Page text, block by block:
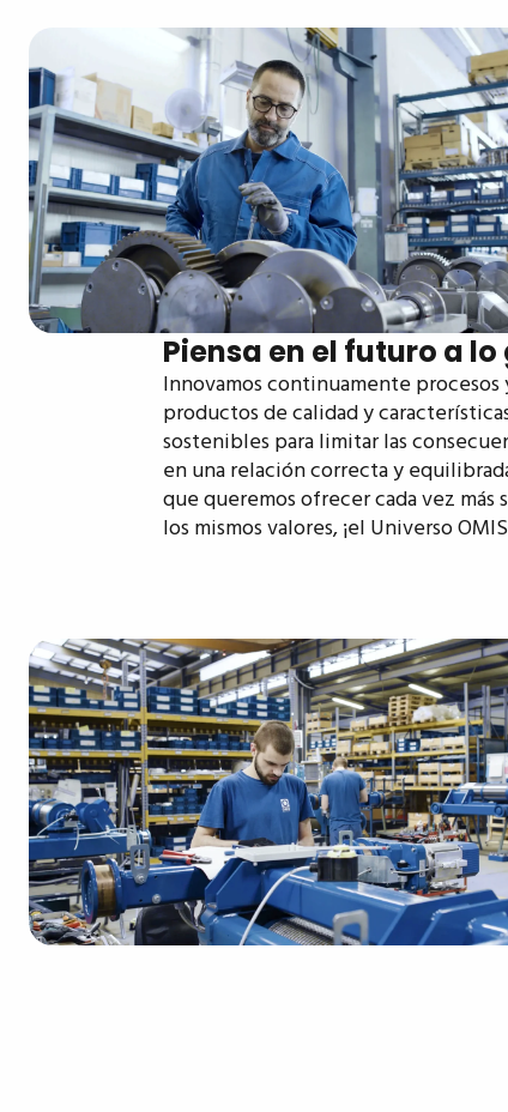
Piensa en el futuro a
Innovamos continuamente
productos de calidad y
sostenibles para limitar las
en una relación correcta y
que queremos ofrecer cada vez
los mismos valores, ¡el Universo